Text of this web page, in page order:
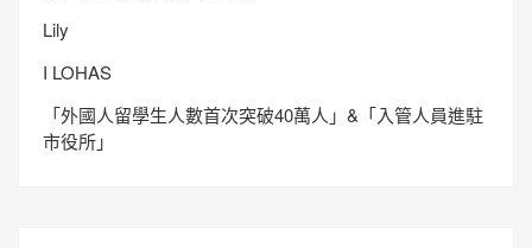
Lily
I LOHAS
「外國人留學生人數首次突破40萬人」&「入管人員進駐
市役所」